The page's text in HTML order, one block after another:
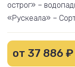
острог» –
«Рускеала» –
от 37 886 ₽